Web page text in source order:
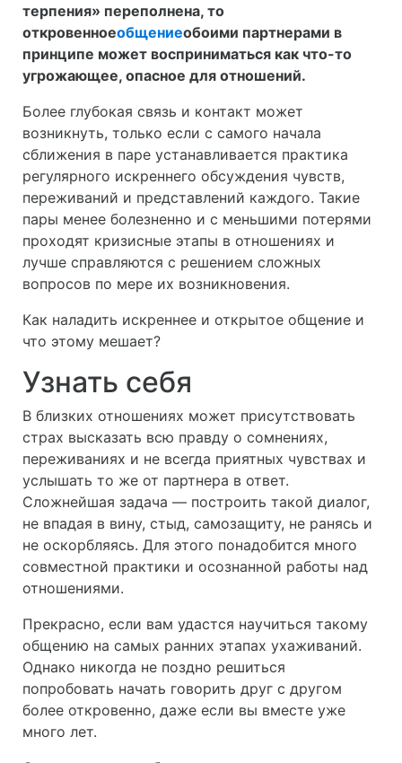
терпения» переполнена, то
откровенноеобщениеобоими партнерами в
принципе может восприниматься как что-то
угрожающее, опасное для отношений.
Более глубокая связь и контакт может
возникнуть, только если с самого начала
сближения в паре устанавливается практика
регулярного искреннего обсуждения чувств,
переживаний и представлений каждого. Такие
пары менее болезненно и с меньшими потерями
проходят кризисные этапы в отношениях и
лучше справляются с решением сложных
вопросов по мере их возникновения.
Как наладить искреннее и открытое общение и
что этому мешает?
Узнать себя
В близких отношениях может присутствовать
страх высказать всю правду о сомнениях,
переживаниях и не всегда приятных чувствах и
услышать то же от партнера в ответ.
Сложнейшая задача — построить такой диалог,
не впадая в вину, стыд, самозащиту, не ранясь и
не оскорбляясь. Для этого понадобится много
совместной практики и осознанной работы над
отношениями.
Прекрасно, если вам удастся научиться такому
общению на самых ранних этапах ухаживаний.
Однако никогда не поздно решиться
попробовать начать говорить друг с другом
более откровенно, даже если вы вместе уже
много лет.